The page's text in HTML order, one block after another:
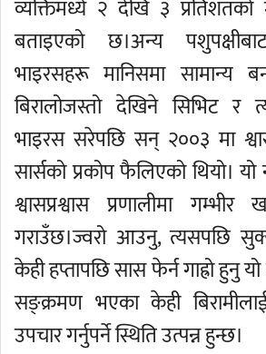
व्यक्तिमध्ये २ देखि ३ प्रतिशतको
बताइएको छ।अन्य
भाइरसहरू मानिसमा सामान्य
बिरालोजस्तो देखिने सिभिट र
भाइरस सरेपछि सन् २००३ मा
सार्सको प्रकोप फैलिएको थियो।
श्वासप्रश्वास प्रणालीमा
गराउँछ।ज्वरो आउनु, त्यसपछि
केही हप्तापछि सास फेर्न गाह्रो हुनु
सङ्क्रमण भएका केही
उपचार गर्नुपर्ने स्थिति उत्पन्न हुन्छ।